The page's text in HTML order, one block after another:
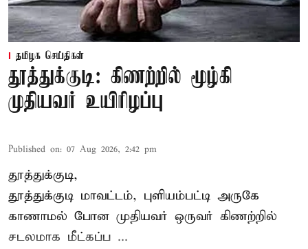
தமிழக செய்திகள்
தூத்துக்குடி: கிணற்றில் மூழ்கி
முதியவர் உயிரிழப்பு
Published on: 07 Aug 2026, 2:42 pm
தூத்துக்குடி,
தூத்துக்குடி மாவட்டம், புளியம்பட்டி அருகே
காணாமல் போன முதியவர் ஒருவர் கிணற்றில்
சடலமாக மீட்கப்ப ...